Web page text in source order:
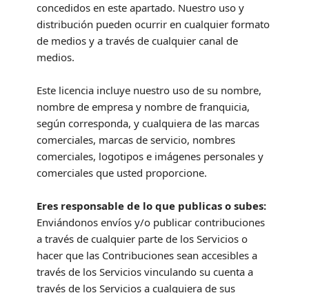
concedidos en este apartado. Nuestro uso y
distribución pueden ocurrir en cualquier formato
de medios y a través de cualquier canal de
medios.
Este licenciaincluye nuestro uso de su nombre,
nombre de empresa y nombre de franquicia,
según corresponda, y cualquiera de las marcas
comerciales, marcas de servicio, nombres
comerciales, logotipos e imágenes personales y
comerciales que usted proporcione.
Eres responsable de lo que publicas o subes:
Enviándonos envíosy/o publicar contribuciones
a través de cualquier parte de los Servicioso
hacer que las Contribuciones sean accesibles a
través de los Servicios vinculando su cuenta a
través de los Servicios a cualquiera de sus